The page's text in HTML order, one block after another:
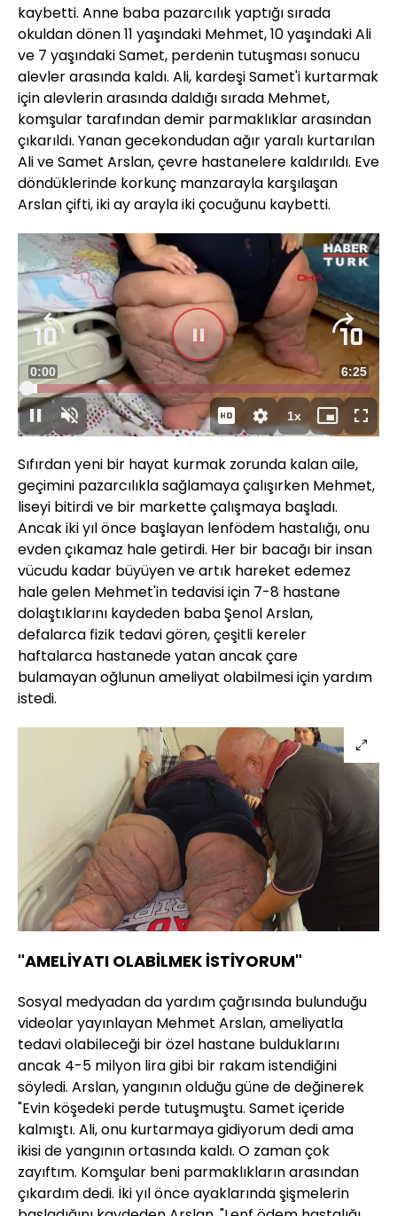
kaybetti. Anne baba pazarcılık yaptığı sırada
okuldan dönen 11 yaşındaki Mehmet, 10 yaşındaki Ali
ve 7 yaşındaki Samet, perdenin tutuşması sonucu
alevler arasında kaldı. Ali, kardeşi Samet'i kurtarmak
için alevlerin arasında daldığı sırada Mehmet,
komşular tarafından demir parmaklıklar arasından
çıkarıldı. Yanan gecekondudan ağır yaralı kurtarılan
Ali ve Samet Arslan, çevre hastanelere kaldırıldı. Eve
döndüklerinde korkunç manzarayla karşılaşan
Arslan çifti, iki ay arayla iki çocuğunu kaybetti.
DuraklatSesi
Aç
Süre
0:00 Toplam
Süre
6:25
Yüklendi:
2.98%
1xOynatma
Hızı
Mini
oynatıcı
Tam
Ekran
Sıfırdan yeni bir hayat kurmak zorunda kalan aile,
geçimini pazarcılıkla sağlamaya çalışırken Mehmet,
liseyi bitirdi ve bir markette çalışmaya başladı.
Ancak iki yıl önce başlayan lenfödem hastalığı, onu
evden çıkamaz hale getirdi. Her bir bacağı bir insan
vücudu kadar büyüyen ve artık hareket edemez
hale gelen Mehmet'in tedavisi için 7-8 hastane
dolaştıklarını kaydeden baba Şenol Arslan,
defalarca fizik tedavi gören, çeşitli kereler
haftalarca hastanede yatan ancak çare
bulamayan oğlunun ameliyat olabilmesi için yardım
istedi.
"AMELİYATI OLABİLMEK İSTİYORUM"
Sosyal medyadan da yardım çağrısında bulunduğu
videolar yayınlayan Mehmet Arslan, ameliyatla
tedavi olabileceği bir özel hastane bulduklarını
ancak 4-5 milyon lira gibi bir rakam istendiğini
söyledi. Arslan, yangının olduğu güne de değinerek
"Evin köşedeki perde tutuşmuştu. Samet içeride
kalmıştı. Ali, onu kurtarmaya gidiyorum dedi ama
ikisi de yangının ortasında kaldı. O zaman çok
zayıftım. Komşular beni parmaklıkların arasından
çıkardım dedi. İki yıl önce ayaklarında şişmelerin